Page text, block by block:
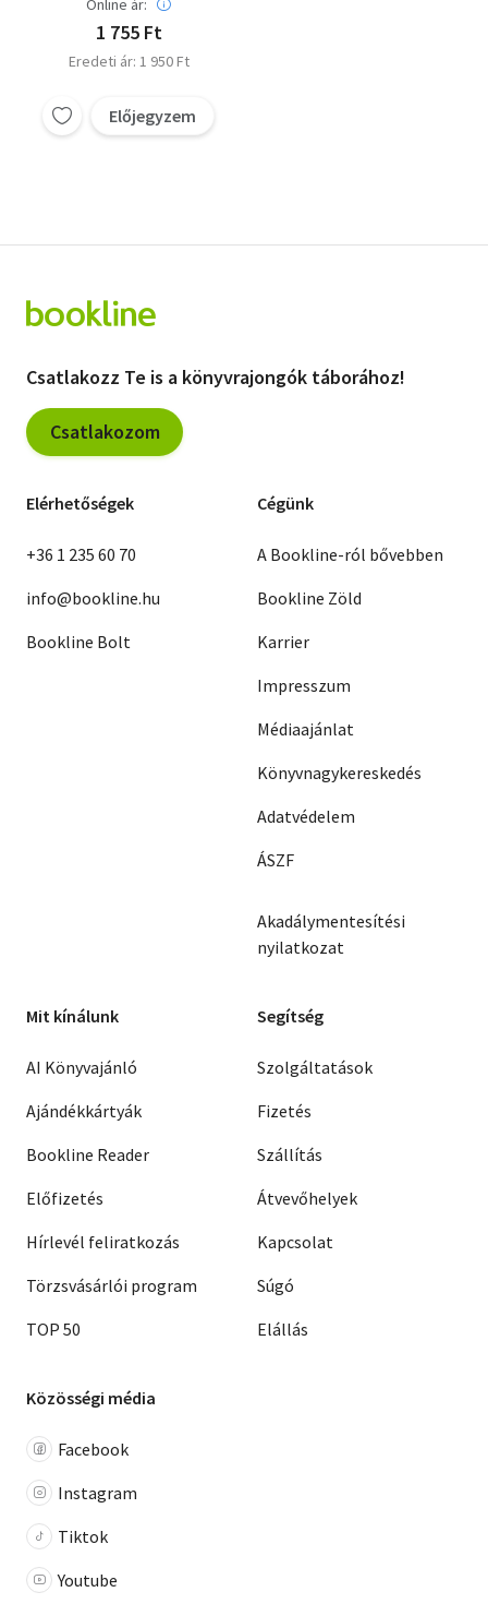
Online ár:
1 755 Ft
Eredeti ár: 1 950 Ft
Előjegyzem
Csatlakozz Te is a könyvrajongók táborához!
Csatlakozom
Elérhetőségek
+36 1 235 60 70
info@bookline.hu
Bookline Bolt
Cégünk
A Bookline-ról bővebben
Bookline Zöld
Karrier
Impresszum
Médiaajánlat
Könyvnagykereskedés
Adatvédelem
ÁSZF
Akadálymentesítési
nyilatkozat
Mit kínálunk
AI Könyvajánló
Ajándékkártyák
Bookline Reader
Előfizetés
Hírlevél feliratkozás
Törzsvásárlói program
TOP 50
Segítség
Szolgáltatások
Fizetés
Szállítás
Átvevőhelyek
Kapcsolat
Súgó
Elállás
Közösségi média
Facebook
Instagram
Tiktok
Youtube